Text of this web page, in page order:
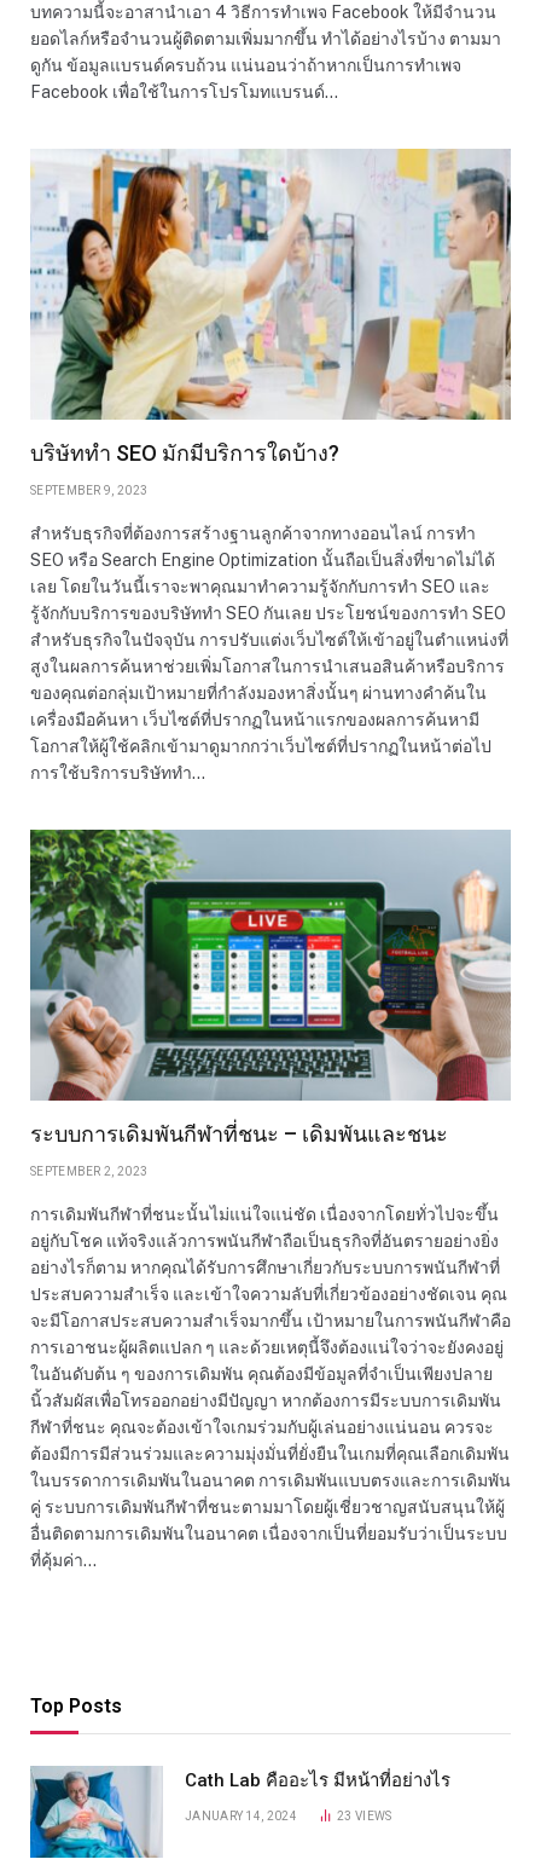
บทความนี้จะอาสานำเอา 4 วิธีการทำเพจ Facebook ให้มีจำนวน
ยอดไลก์หรือจำนวนผู้ติดตามเพิ่มมากขึ้น ทำได้อย่างไรบ้าง ตามมา
ดูกัน ข้อมูลแบรนด์ครบถ้วน แน่นอนว่าถ้าหากเป็นการทำเพจ
Facebook เพื่อใช้ในการโปรโมทแบรนด์…
บริษัททำ SEO มักมีบริการใดบ้าง?
SEPTEMBER 9, 2023
สำหรับธุรกิจที่ต้องการสร้างฐานลูกค้าจากทางออนไลน์ การทำ
SEO หรือ Search Engine Optimization นั้นถือเป็นสิ่งที่ขาดไม่ได้
เลย โดยในวันนี้เราจะพาคุณมาทำความรู้จักกับการทำ SEO และ
รู้จักกับบริการของบริษัททำ SEO กันเลย ประโยชน์ของการทำ SEO
สำหรับธุรกิจในปัจจุบัน การปรับแต่งเว็บไซต์ให้เข้าอยู่ในตำแหน่งที่
สูงในผลการค้นหาช่วยเพิ่มโอกาสในการนำเสนอสินค้าหรือบริการ
ของคุณต่อกลุ่มเป้าหมายที่กำลังมองหาสิ่งนั้นๆ ผ่านทางคำค้นใน
เครื่องมือค้นหา เว็บไซต์ที่ปรากฏในหน้าแรกของผลการค้นหามี
โอกาสให้ผู้ใช้คลิกเข้ามาดูมากกว่าเว็บไซต์ที่ปรากฏในหน้าต่อไป
การใช้บริการบริษัททำ…
ระบบการเดิมพันกีฬาที่ชนะ – เดิมพันและชนะ
SEPTEMBER 2, 2023
การเดิมพันกีฬาที่ชนะนั้นไม่แน่ใจแน่ชัด เนื่องจากโดยทั่วไปจะขึ้น
อยู่กับโชค แท้จริงแล้วการพนันกีฬาถือเป็นธุรกิจที่อันตรายอย่างยิ่ง
อย่างไรก็ตาม หากคุณได้รับการศึกษาเกี่ยวกับระบบการพนันกีฬาที่
ประสบความสำเร็จ และเข้าใจความลับที่เกี่ยวข้องอย่างชัดเจน คุณ
จะมีโอกาสประสบความสำเร็จมากขึ้น เป้าหมายในการพนันกีฬาคือ
การเอาชนะผู้ผลิตแปลก ๆ และด้วยเหตุนี้จึงต้องแน่ใจว่าจะยังคงอยู่
ในอันดับต้น ๆ ของการเดิมพัน คุณต้องมีข้อมูลที่จำเป็นเพียงปลาย
นิ้วสัมผัสเพื่อโทรออกอย่างมีปัญญา หากต้องการมีระบบการเดิมพัน
กีฬาที่ชนะ คุณจะต้องเข้าใจเกมร่วมกับผู้เล่นอย่างแน่นอน ควรจะ
ต้องมีการมีส่วนร่วมและความมุ่งมั่นที่ยั่งยืนในเกมที่คุณเลือกเดิมพัน
ในบรรดาการเดิมพันในอนาคต การเดิมพันแบบตรงและการเดิมพัน
คู่ ระบบการเดิมพันกีฬาที่ชนะตามมาโดยผู้เชี่ยวชาญสนับสนุนให้ผู้
อื่นติดตามการเดิมพันในอนาคต เนื่องจากเป็นที่ยอมรับว่าเป็นระบบ
ที่คุ้มค่า…
Top Posts
Cath Lab คืออะไร มีหน้าที่อย่างไร
JANUARY 14, 2024 23VIEWS